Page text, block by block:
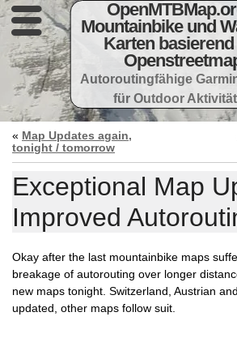
Mountainbike und
Karten
Autoroutingfähige
für Outdoor
« Map Updates again,
tonight / tomorrow
Exceptional Map
Improved
Okay after the last mountainbike maps
breakage of autorouting over longer
new maps tonight. Switzerland, Austrian
updated, other maps follow suit.